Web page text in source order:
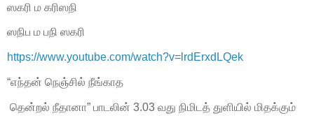
ஸகரி ம கரிஸநி
ஸநிப ம பநி ஸகரி
https://www.youtube.com/watch?v=lrdErxdLQek
“எந்தன் நெஞ்சில் நீங்காத
தென்றல் நீதானா” பாடலின் 3.03 வது நிமிடத் துளியில் மிதக்கும்